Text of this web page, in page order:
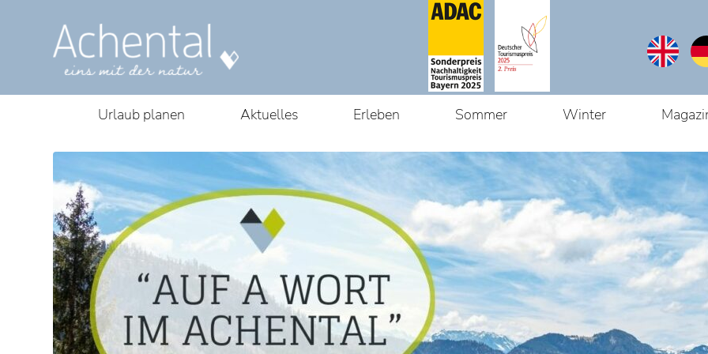
Urlaub planen Aktuelles Erleben Sommer Winter